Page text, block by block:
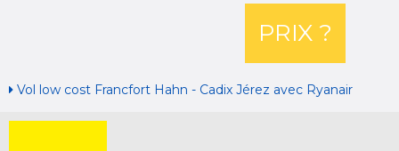
PRIX ?
Vol low cost Francfort Hahn - Cadix Jérez avec Ryanair